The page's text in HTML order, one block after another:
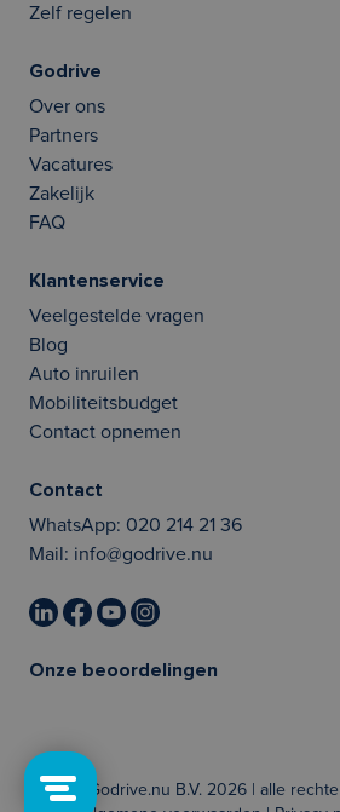
Zelf regelen
Godrive
Over ons
Partners
Vacatures
Zakelijk
FAQ
Klantenservice
Veelgestelde vragen
Blog
Auto inruilen
Mobiliteitsbudget
Contact opnemen
Contact
WhatsApp: 020 214 21 36
Mail: info@godrive.nu
Onze beoordelingen
© Godrive.nu B.V. 2026 | alle